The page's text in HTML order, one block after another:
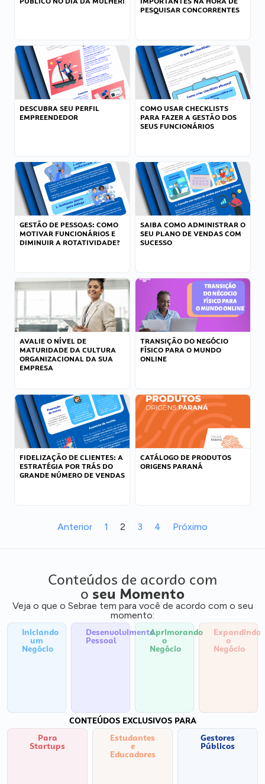
PESQUISAR CONCORRENTES
DESCUBRA SEU PERFIL
EMPREENDEDOR
COMO USAR CHECKLISTS
PARA FAZER A GESTÃO DOS
SEUS FUNCIONÁRIOS
GESTÃO DE PESSOAS: COMO
MOTIVAR FUNCIONÁRIOS E
DIMINUIR A ROTATIVIDADE?
SAIBA COMO ADMINISTRAR O
SEU PLANO DE VENDAS COM
SUCESSO
AVALIE O NÍVEL DE
MATURIDADE DA CULTURA
ORGANIZACIONAL DA SUA
EMPRESA
TRANSIÇÃO DO NEGÓCIO
FÍSICO PARA O MUNDO
ONLINE
FIDELIZAÇÃO DE CLIENTES: A
ESTRATÉGIA POR TRÁS DO
GRANDE NÚMERO DE VENDAS
CATÁLOGO DE PRODUTOS
ORIGENS PARANÁ
Anterior 1 2 3 4 Próximo
Conteúdos de acordo com
o seu Momento
Veja o que o Sebrae tem para você de acordo com o seu
momento:
Iniciando
um
Negócio
Desenvolvimento
Pessoal
Aprimorando
o
Negócio
Expandindo
o
Negócio
CONTEÚDOS EXCLUSIVOS PARA
Para
Startups
Estudantes
e
Educadores
Gestores
Públicos